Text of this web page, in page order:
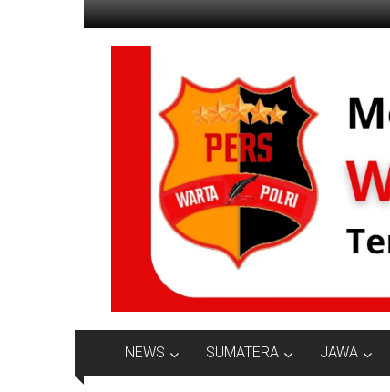
ke
konten
NEWS SUMATERA JAWA